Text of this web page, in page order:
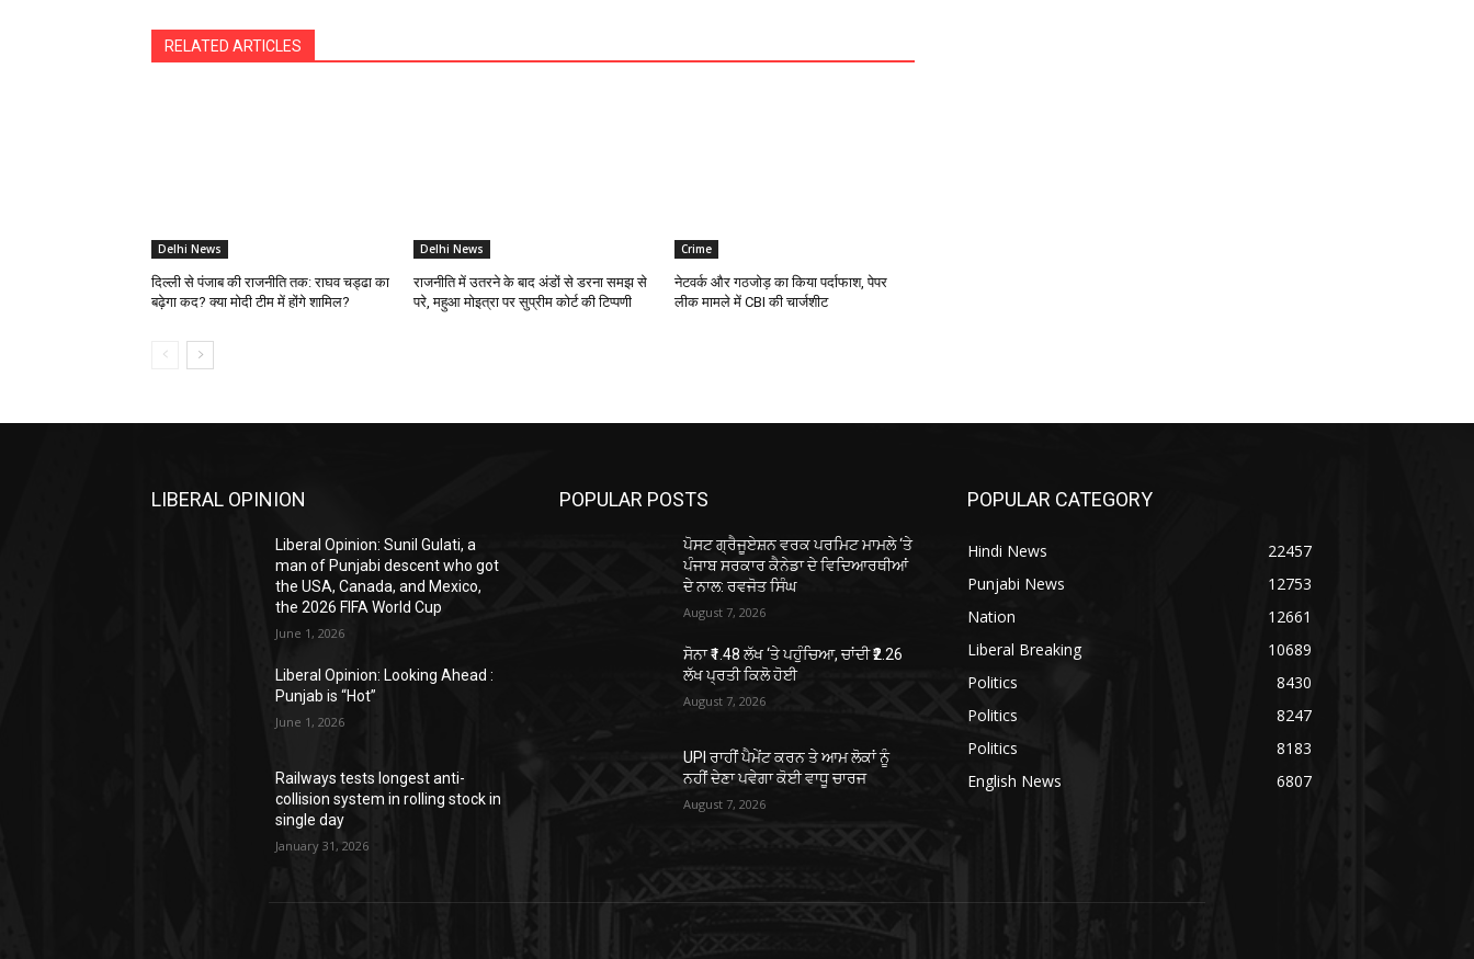
RELATED ARTICLES
Delhi News
दिल्ली से पंजाब की राजनीति तक: राघव चड्ढा का
बढ़ेगा कद? क्या मोदी टीम में होंगे शामिल?
Delhi News
राजनीति में उतरने के बाद अंडों से डरना समझ से
परे, महुआ मोइत्रा पर सुप्रीम कोर्ट की टिप्पणी
Crime
नेटवर्क और गठजोड़ का किया पर्दाफाश, पेपर
लीक मामले में CBI की चार्जशीट
LIBERAL OPINION
Liberal Opinion: Sunil Gulati, a
man of Punjabi descent who got
the USA, Canada, and Mexico,
the 2026 FIFA World Cup
June 1, 2026
Liberal Opinion: Looking Ahead :
Punjab is “Hot”
June 1, 2026
Railways tests longest anti-
collision system in rolling stock in
single day
January 31, 2026
POPULAR POSTS
ਪੋਸਟ ਗ੍ਰੈਜੂਏਸ਼ਨ ਵਰਕ ਪਰਮਿਟ ਮਾਮਲੇ ‘ਤੇ
ਪੰਜਾਬ ਸਰਕਾਰ ਕੈਨੇਡਾ ਦੇ ਵਿਦਿਆਰਥੀਆਂ
ਦੇ ਨਾਲ: ਰਵਜੋਤ ਸਿੰਘ
August 7, 2026
ਸੋਨਾ ₹1.48 ਲੱਖ ‘ਤੇ ਪਹੁੰਚਿਆ, ਚਾਂਦੀ ₹2.26
ਲੱਖ ਪ੍ਰਤੀ ਕਿਲੋ ਹੋਈ
August 7, 2026
UPI ਰਾਹੀਂ ਪੈਮੇਂਟ ਕਰਨ ਤੇ ਆਮ ਲੋਕਾਂ ਨੂੰ
ਨਹੀਂ ਦੇਣਾ ਪਵੇਗਾ ਕੋਈ ਵਾਧੂ ਚਾਰਜ
August 7, 2026
POPULAR CATEGORY
Hindi News
22457
Punjabi News
12753
Nation
12661
Liberal Breaking
10689
Politics
8430
Politics
8247
Politics
8183
English News
6807